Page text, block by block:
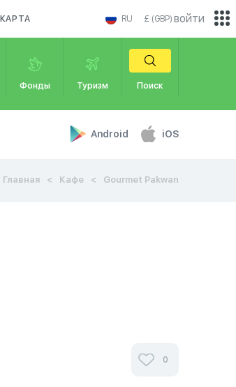
КАРТА RU £ (GBP)
Фонды Туризм Поиск
Android iOS
войти
Главная Кафе Gourmet Pakwan
0